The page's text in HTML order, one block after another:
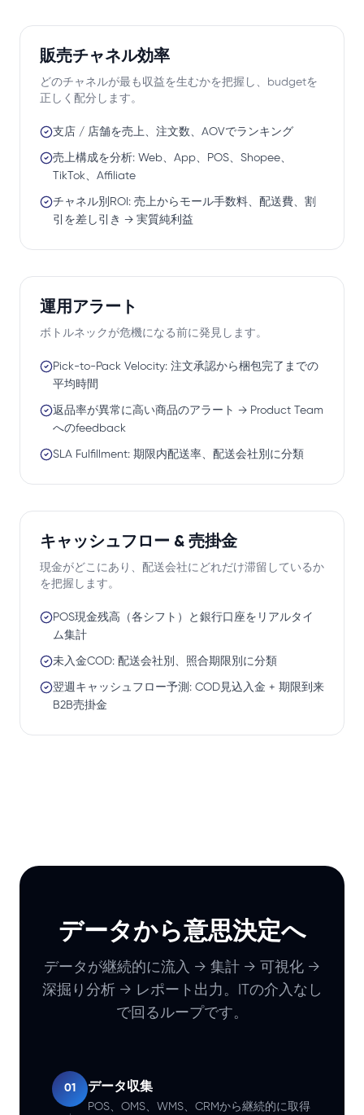
販売チャネル効率
どのチャネルが最も収益を生むかを把握し、budgetを
正しく配分します。
支店 / 店舗を売上、注文数、AOVでランキング
売上構成を分析: Web、App、POS、Shopee、
TikTok、Affiliate
チャネル別ROI: 売上からモール手数料、配送費、割
引を差し引き → 実質純利益
運用アラート
ボトルネックが危機になる前に発見します。
Pick-to-Pack Velocity: 注文承認から梱包完了までの
平均時間
返品率が異常に高い商品のアラート → Product Team
へのfeedback
SLA Fulfillment: 期限内配送率、配送会社別に分類
キャッシュフロー & 売掛金
現金がどこにあり、配送会社にどれだけ滞留しているか
を把握します。
POS現金残高（各シフト）と銀行口座をリアルタイ
ム集計
未入金COD: 配送会社別、照合期限別に分類
翌週キャッシュフロー予測: COD見込入金 + 期限到来
B2B売掛金
データから意思決定へ
データが継続的に流入 → 集計 → 可視化 →
深掘り分析 → レポート出力。ITの介入なし
で回るループです。
01 データ収集
POS、OMS、WMS、CRMから継続的に取得